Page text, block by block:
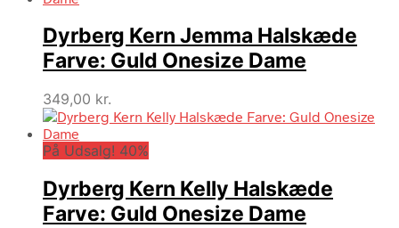
Dyrberg Kern Jemma Halskæde
Farve: Guld Onesize Dame
349,00 kr.
På Udsalg! 40%
Dyrberg Kern Kelly Halskæde
Farve: Guld Onesize Dame